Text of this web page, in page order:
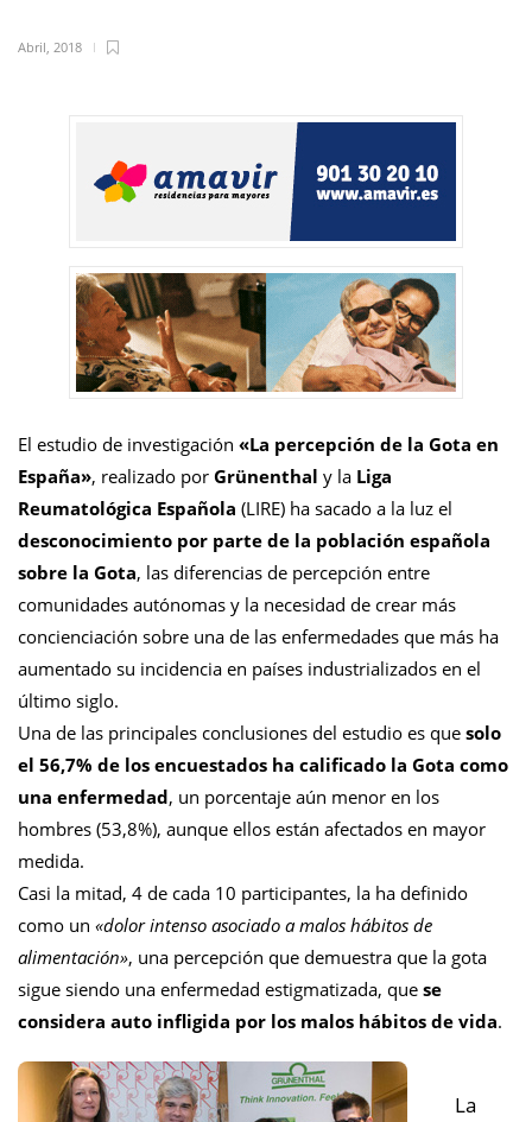
Abril, 2018
El estudio de investigación «La percepción de la Gota en
España», realizado por Grünenthal y la Liga
Reumatológica Española (LIRE) ha sacado a la luz el
desconocimiento por parte de la población española
sobre la Gota, las diferencias de percepción entre
comunidades autónomas y la necesidad de crear más
concienciación sobre una de las enfermedades que más ha
aumentado su incidencia en países industrializados en el
último siglo.
Una de las principales conclusiones del estudio es que solo
el 56,7% de los encuestados ha calificado la Gota como
una enfermedad, un porcentaje aún menor en los
hombres (53,8%), aunque ellos están afectados en mayor
medida.
Casi la mitad, 4 de cada 10 participantes, la ha definido
como un «dolor intenso asociado a malos hábitos de
alimentación», una percepción que demuestra que la gota
sigue siendo una enfermedad estigmatizada, que se
considera auto infligida por los malos hábitos de vida.
La